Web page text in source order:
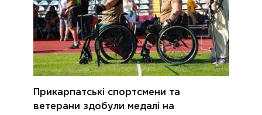
Прикарпатські спортсмени та
ветерани здобули медалі на